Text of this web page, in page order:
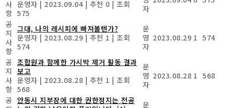
사
항
운영자 | 2023.09.04 | 추천 0 | 조회
575
자
공
지
사
항
그대, 나의 레시피에 빠져볼텐가?
운영자 | 2023.08.29 | 추천 1 | 조회
574
운
영
자
2023.08.29 1 574
공
지
사
항
조합원과 함께한 가시박 제거 활동 결과
보고
운영자 | 2023.08.28 | 추천 1 | 조회
568
운
영
자
2023.08.28 1 568
공 안동시 지부장에 대한 권한정지는 전공
운